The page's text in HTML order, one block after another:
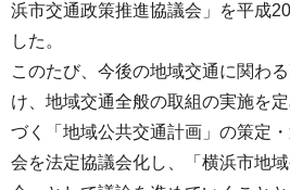
浜市交通政策推進協議会」を平成
した。
このたび、今後の地域交通に関わ
け、地域交通全般の取組の実施を
づく「地域公共交通計画」の策定
会を法定協議会化し、「横浜市地